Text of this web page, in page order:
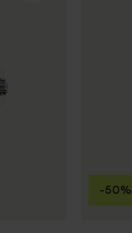
-50%